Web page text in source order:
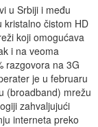
u Srbiji i među
kristalno čistom HD
koji omogućava
i na veoma
razgovora na 3G
je u februaru
(broadband) mrežu
zahvaljujući
interneta preko